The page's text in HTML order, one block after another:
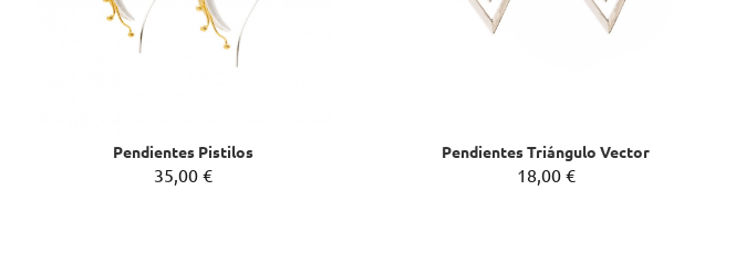
Pendientes Pistilos
35,00 €
Pendientes Triángulo Vector
18,00 €